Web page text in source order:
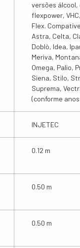
versões álcool,
flexpower,
Flex.
Astra, Celta,
Doblò, Idea,
Meriva,
Omega, Palio,
Siena, Stilo,
Suprema,
(conforme
INJETEC
0.12 m
0.50 m
0.50 m